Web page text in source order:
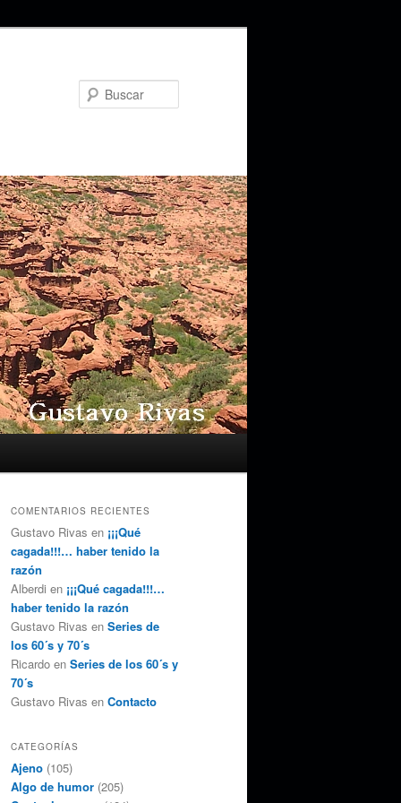
COMENTARIOS RECIENTES
Gustavo Rivas en ¡¡¡Qué
cagada!!!… haber tenido la
razón
Alberdi en ¡¡¡Qué cagada!!!…
haber tenido la razón
Gustavo Rivas en Series de
los 60´s y 70´s
Ricardo en Series de los 60´s y
70´s
Gustavo Rivas en Contacto
CATEGORÍAS
Ajeno (105)
Algo de humor (205)